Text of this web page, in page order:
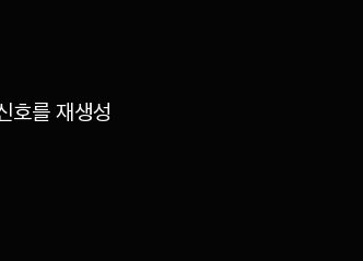
호를 재생성